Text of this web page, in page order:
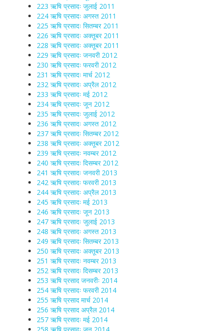
223 ऋषि प्रसादः जुलाई 2011
224 ऋषि प्रसादः अगस्त 2011
225 ऋषि प्रसादः सितम्बर 2011
226 ऋषि प्रसादः अक्तूबर 2011
228 ऋषि प्रसादः अक्तूबर 2011
229 ऋषि प्रसादः जनवरी 2012
230 ऋषि प्रसादः फरवरी 2012
231 ऋषि प्रसादः मार्च 2012
232 ऋषि प्रसादः अप्रैल 2012
233 ऋषि प्रसादः मई 2012
234 ऋषि प्रसादः जून 2012
235 ऋषि प्रसादः जुलाई 2012
236 ऋषि प्रसादः अगस्त 2012
237 ऋषि प्रसादः सितम्बर 2012
238 ऋषि प्रसादः अक्तूबर 2012
239 ऋषि प्रसादः नवम्बर 2012
240 ऋषि प्रसादः दिसम्बर 2012
241 ऋषि प्रसादः जनवरी 2013
242 ऋषि प्रसादः फरवरी 2013
244 ऋषि प्रसादः अप्रैल 2013
245 ऋषि प्रसादः मई 2013
246 ऋषि प्रसादः जून 2013
247 ऋषि प्रसादः जुलाई 2013
248 ऋषि प्रसादः अगस्त 2013
249 ऋषि प्रसादः सितम्बर 2013
250 ऋषि प्रसादः अक्तूबर 2013
251 ऋषि प्रसादः नवम्बर 2013
252 ऋषि प्रसादः दिसम्बर 2013
253 ऋषि प्रसाद जनवरीः 2014
254 ऋषि प्रसादः फरवरी 2014
255 ऋषि प्रसाद मार्च 2014
256 ऋषि प्रसाद अप्रैल 2014
257 ऋषि प्रसादः मई 2014